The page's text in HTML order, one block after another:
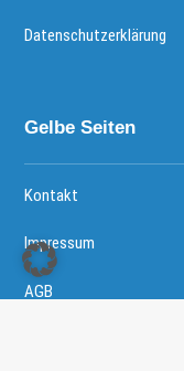
Datenschutzerklärung
Gelbe Seiten
Kontakt
Impressum
AGB